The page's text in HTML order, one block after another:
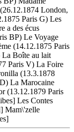
London,
Paris G) Les
a des écus
BP) Le Voyage
(14.12.1875 Paris
La Boîte au lait
Paris V) La Foire
(13.3.1878
La Marocaine
(13.12.1879 Paris
Les Contes
Mam\'zelle